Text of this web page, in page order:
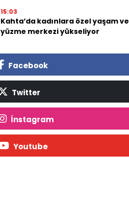
15:03
Kahta’da kadınlara özel yaşam ve
yüzme merkezi yükseliyor
Facebook
Twitter
İnstagram
Youtube